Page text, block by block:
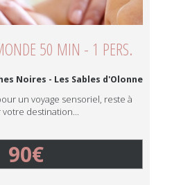
50 MIN - 1 PERS.
Noires - Les Sables d'Olonne
un voyage sensoriel, reste à
votre destination...
90€